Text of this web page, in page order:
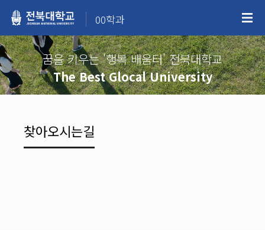
00학과
꿈을 키우는 '행복 배움터' 전북대학교
The Best Glocal University
찾아오시는길